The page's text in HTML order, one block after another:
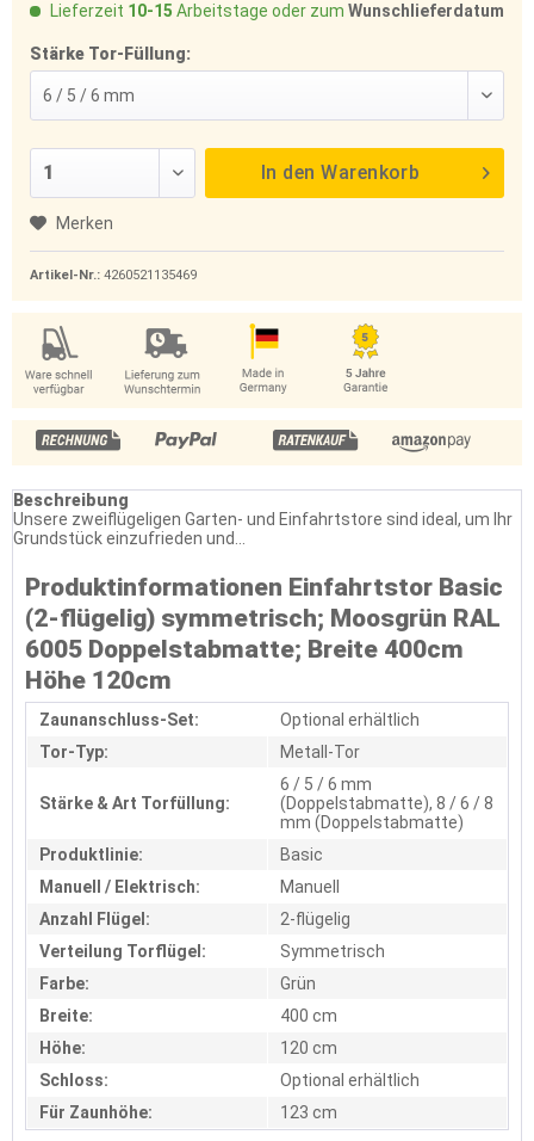
Lieferzeit 10-15 Arbeitstage oder zum Wunschlieferdatum
Stärke Tor-Füllung:
In den Warenkorb
Merken
Artikel-Nr.: 4260521135469
Beschreibung
Unsere zweiflügeligen Garten- und Einfahrtstore sind ideal, um Ihr
Grundstück einzufrieden und...
Produktinformationen Einfahrtstor Basic
(2-flügelig) symmetrisch; Moosgrün RAL
6005 Doppelstabmatte; Breite 400cm
Höhe 120cm
Zaunanschluss-Set:
Optional erhältlich
Tor-Typ:
Metall-Tor
Stärke & Art Torfüllung:
6 / 5 / 6 mm
(Doppelstabmatte), 8 / 6 / 8
mm (Doppelstabmatte)
Produktlinie:
Basic
Manuell / Elektrisch:
Manuell
Anzahl Flügel:
2-flügelig
Verteilung Torflügel:
Symmetrisch
Farbe:
Grün
Breite:
400 cm
Höhe:
120 cm
Schloss:
Optional erhältlich
Für Zaunhöhe:
123 cm